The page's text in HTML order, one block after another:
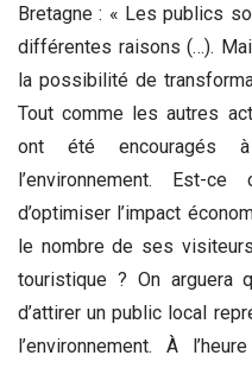
Bretagne : « Les publics
différentes raisons (…).
la possibilité de
Tout comme les autres
ont été encouragés
l’environnement. Est-
d’optimiser l’impact
le nombre de ses
touristique ? On arguera
d’attirer un public local
l’environnement. À